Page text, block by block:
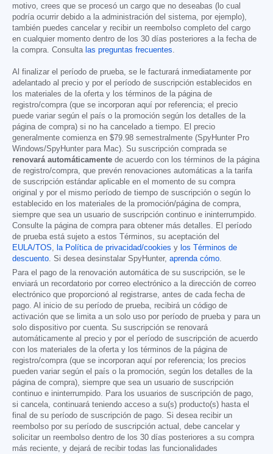
motivo, crees que se procesó un cargo que no deseabas (lo cual
podría ocurrir debido a la administración del sistema, por ejemplo),
también puedes cancelar y recibir un reembolso completo del cargo
en cualquier momento dentro de los 30 días posteriores a la fecha de
la compra. Consulta las preguntas frecuentes
Al finalizar el período de prueba, se le facturará inmediatamente por
adelantado al precio y por el período de suscripción establecidos en
los materiales de la oferta y los términos de la página de
registro/compra (que se incorporan aquí por referencia; el precio
puede variar según el país o la promoción según los detalles de la
página de compra) si no ha cancelado a tiempo. El precio
generalmente comienza en $79.98 semestralmente (SpyHunter Pro
Windows/SpyHunter para Mac). Su suscripción comprada se
renovará automáticamente de acuerdo con los términos de la página
de registro/compra, que prevén renovaciones automáticas a la tarifa
de suscripción estándar aplicable en el momento de su compra
original y por el mismo período de tiempo de suscripción o según lo
establecido en los materiales de la promoción/página de compra,
siempre que sea un usuario de suscripción continuo e ininterrumpido.
Consulte la página de compra para obtener más detalles. El período
de prueba está sujeto a estos Términos, su aceptación del
EULA/TOS
la Política de privacidad/cookies y los Términos de
descuento . Si desea desinstalar SpyHunter, aprenda cómo
Para el pago de la renovación automática de su suscripción, se le
enviará un recordatorio por correo electrónico a la dirección de correo
electrónico que proporcionó al registrarse, antes de cada fecha de
pago. Al inicio de su período de prueba, recibirá un código de
activación que se limita a un solo uso por período de prueba y para un
solo dispositivo por cuenta. Su suscripción se renovará
automáticamente al precio y por el período de suscripción de acuerdo
con los materiales de la oferta y los términos de la página de
registro/compra (que se incorporan aquí por referencia; los precios
pueden variar según el país o la promoción, según los detalles de la
página de compra), siempre que sea un usuario de suscripción
continuo e ininterrumpido. Para los usuarios de suscripción de pago,
si cancela, continuará teniendo acceso a su(s) producto(s) hasta el
final de su período de suscripción de pago. Si desea recibir un
reembolso por su período de suscripción actual, debe cancelar y
solicitar un reembolso dentro de los 30 días posteriores a su compra
más reciente, y dejará de recibir todas las funcionalidades